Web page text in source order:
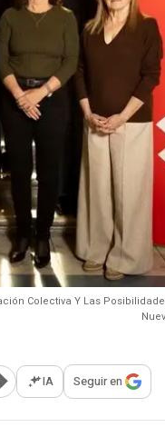
Colectiva Y Las
opciones para
IA Seguir en